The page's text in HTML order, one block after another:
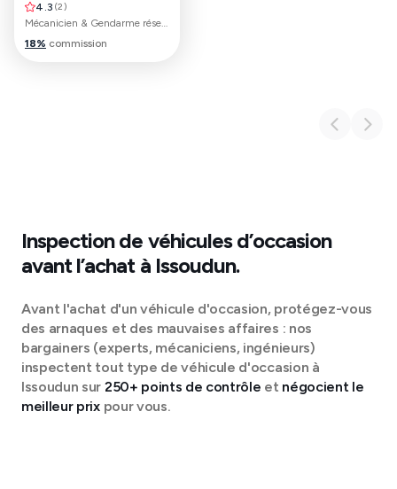
4.3 (2)
Mécanicien & Gendarme réserviste
18% commission
Inspection de véhicules d’occasion
avant l’achat à Issoudun.
Avant l'achat d'un véhicule d'occasion, protégez-vous
des arnaques et des mauvaises affaires : nos
bargainers (experts, mécaniciens, ingénieurs)
inspectent tout type de véhicule d'occasion à
Issoudun sur 250+ points de contrôle et négocient le
meilleur prixpour vous.